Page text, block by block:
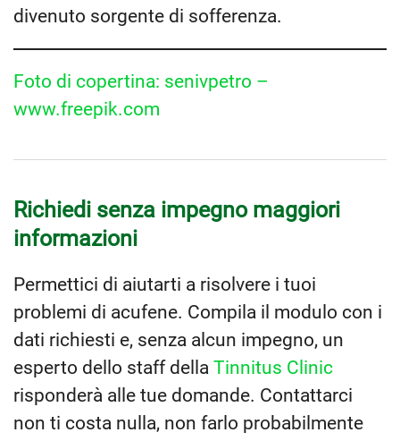
divenuto sorgente di sofferenza.
Foto di copertina: senivpetro –
www.freepik.com
Richiedi senza impegno maggiori
informazioni
Permettici di aiutarti a risolvere i tuoi
problemi di acufene. Compila il modulo con i
dati richiesti e, senza alcun impegno, un
esperto dello staff della Tinnitus Clinic
risponderà alle tue domande. Contattarci
non ti costa nulla, non farlo probabilmente